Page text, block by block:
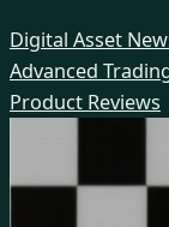
to
content
Digital Asset
Advanced
Product Reviews